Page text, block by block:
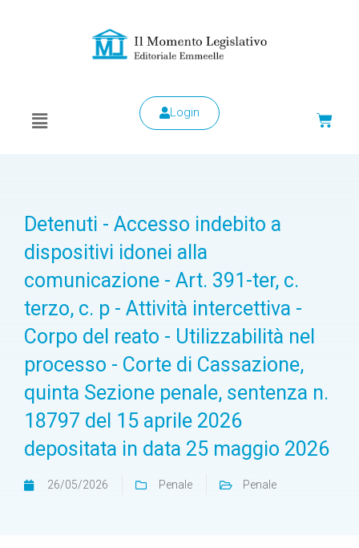
Login
Detenuti - Accesso indebito a
dispositivi idonei alla
comunicazione - Art. 391-ter, c.
terzo, c. p - Attività intercettiva -
Corpo del reato - Utilizzabilità nel
processo - Corte di Cassazione,
quinta Sezione penale, sentenza n.
18797 del 15 aprile 2026
depositata in data 25 maggio 2026
26/05/2026 Penale Penale